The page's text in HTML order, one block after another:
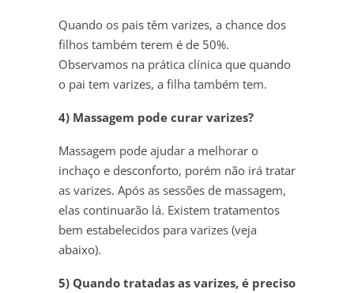
Quando os pais têm varizes, a chance dos
filhos também terem é de 50%.
Observamos na prática clínica que quando
o pai tem varizes, a filha também tem.
4) Massagem pode curar varizes?
Massagem pode ajudar a melhorar o
inchaço e desconforto, porém não irá tratar
as varizes. Após as sessões de massagem,
elas continuarão lá. Existem tratamentos
bem estabelecidos para varizes (veja
abaixo).
5) Quando tratadas as varizes, é preciso